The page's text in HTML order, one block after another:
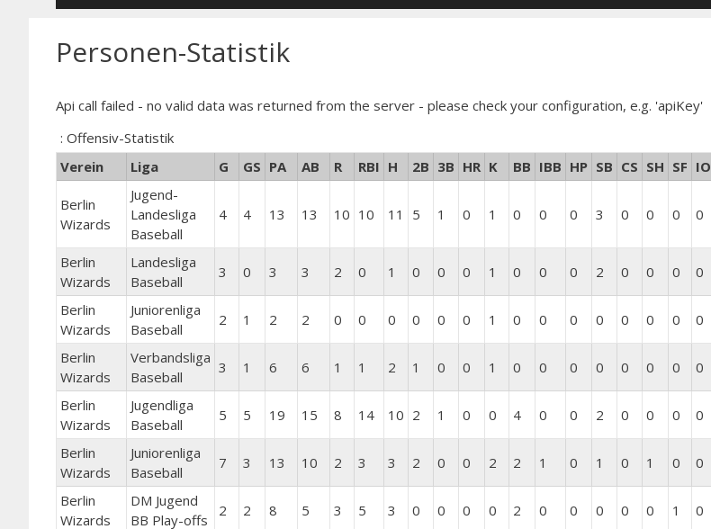
Personen-Statistik
Api call failed - no valid data was returned from the server - please check your configuration, e.g. 'apiKey'
: Offensiv-Statistik
Verein
Liga G GS PA AB R RBI H 2B 3B HR K BB IBB HP SB CS SH SF IO
Berlin
Wizards
Jugend-
Landesliga
Baseball
4 4 13 13 10 10 11 5 1 0 1 0 0 0 3 0 0 0 0
Berlin
Wizards
Landesliga
Baseball
3 0 3 3 2 0 1 0 0 0 1 0 0 0 2 0 0 0 0
Berlin
Wizards
Juniorenliga
Baseball
2 1 2 2 0 0 0 0 0 0 1 0 0 0 0 0 0 0 0
Berlin
Wizards
Verbandsliga
Baseball
3 1 6 6 1 1 2 1 0 0 1 0 0 0 0 0 0 0 0
Berlin
Wizards
Jugendliga
Baseball
5 5 19 15 8 14 10 2 1 0 0 4 0 0 2 0 0 0 0
Berlin
Wizards
Juniorenliga
Baseball
7 3 13 10 2 3 3 2 0 0 2 2 1 0 1 0 1 0 0
Berlin
Wizards
DM Jugend
BB Play-offs
2 2 8 5 3 5 3 0 0 0 0 2 0 0 0 0 0 1 0